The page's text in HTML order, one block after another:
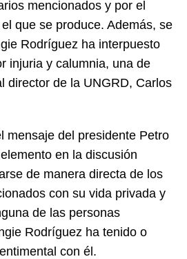
mencionados y por el
que se produce. Además, se
Rodríguez ha interpuesto
injuria y calumnia, una de
director de la UNGRD, Carlos
mensaje del presidente Petro
en la discusión
de manera directa de los
con su vida privada y
de las personas
Rodríguez ha tenido o
con él.